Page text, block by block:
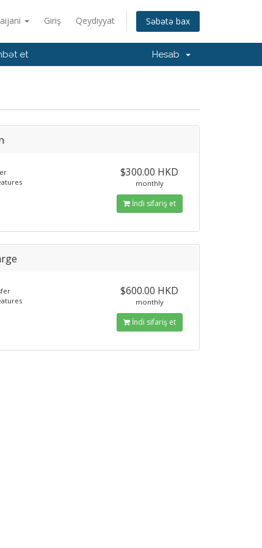
Giriş Qeydiyyat Səbətə bax
et Hesab
$300.00 HKD
monthly
İndi sifariş et
$600.00 HKD
monthly
İndi sifariş et